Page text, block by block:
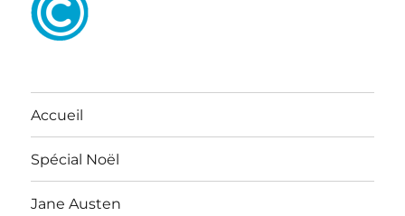
Accueil
Spécial Noël
Jane Austen